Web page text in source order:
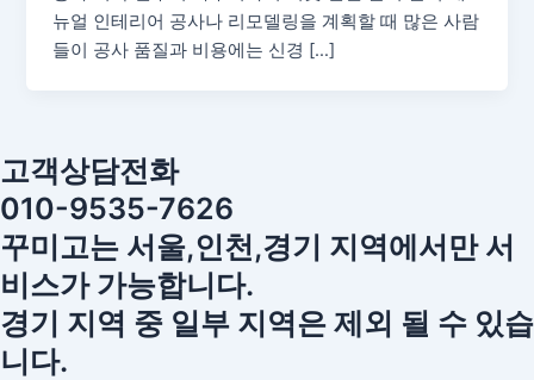
뉴얼 인테리어 공사나 리모델링을 계획할 때 많은 사람
들이 공사 품질과 비용에는 신경 […]
고객상담전화
010-9535-7626
꾸미고는 서울,인천,경기 지역에서만 서
비스가 가능합니다.
경기 지역 중 일부 지역은 제외 될 수 있습
니다.